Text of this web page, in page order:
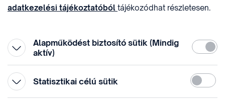
adatkezelési tájékoztatóból tájékozódhat részletesen.
Alapműködést biztosító sütik (Mindig
aktív)
Statisztikai célú sütik